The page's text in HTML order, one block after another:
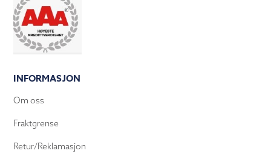
INFORMASJON
Om oss
Fraktgrense
Retur/Reklamasjon